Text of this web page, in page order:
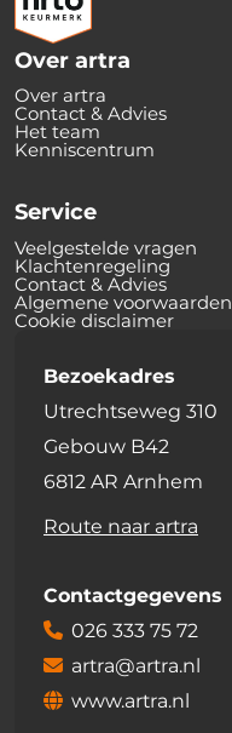
Over artra
Over artra
Contact & Advies
Het team
Kenniscentrum
Service
Veelgestelde vragen
Klachtenregeling
Contact & Advies
Algemene voorwaarden
Cookie disclaimer
Bezoekadres
Utrechtseweg 310
Gebouw B42
6812 AR Arnhem
Route naar artra
Contactgegevens
026 333 75 72
artra@artra.nl
www.artra.nl